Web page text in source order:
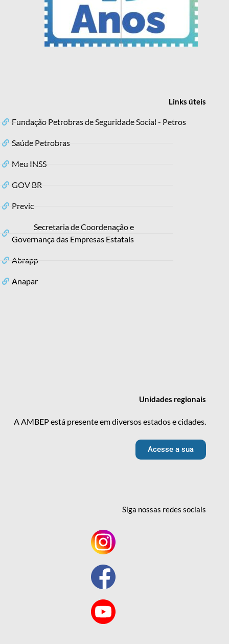
Linksúteis
Fundação Petrobras de Seguridade Social - Petros
Saúde Petrobras
Meu INSS
GOV BR
Previc
Secretaria de Coordenação e
Governança das Empresas Estatais
Abrapp
Anapar
Unidades regionais
A AMBEP está presente em diversos estados e cidades.
Acesse a sua
Siga nossas redessociais